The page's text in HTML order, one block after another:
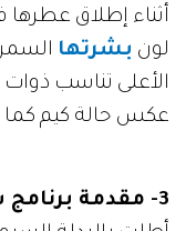
أثناء إطلاق عطرها
لون بشرتها
الأعلى تناسب
عكس حالة كيم
3- مقدمة برنامج ستار أكاديمي هيلدا خليفة